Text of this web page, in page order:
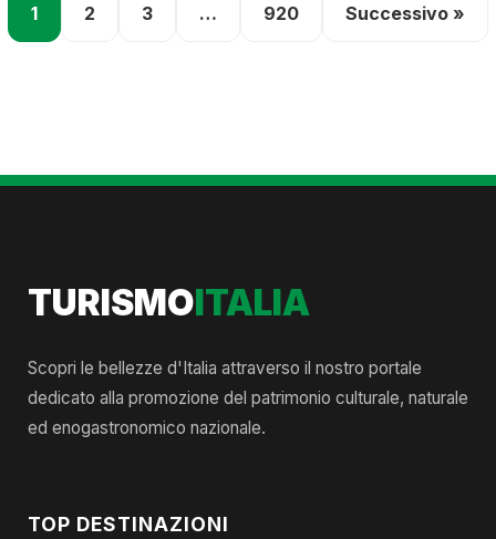
1 2 3 … 920 Successivo »
TURISMOITALIA
Scopri le bellezze d'Italia attraverso il nostro portale
dedicato alla promozione del patrimonio culturale, naturale
ed enogastronomico nazionale.
TOP DESTINAZIONI